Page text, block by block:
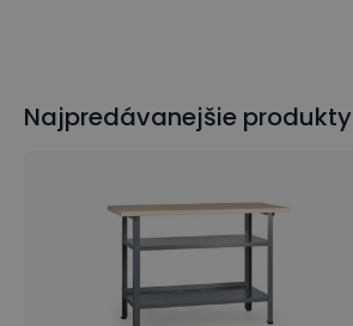
Najpredávanejšie produkty